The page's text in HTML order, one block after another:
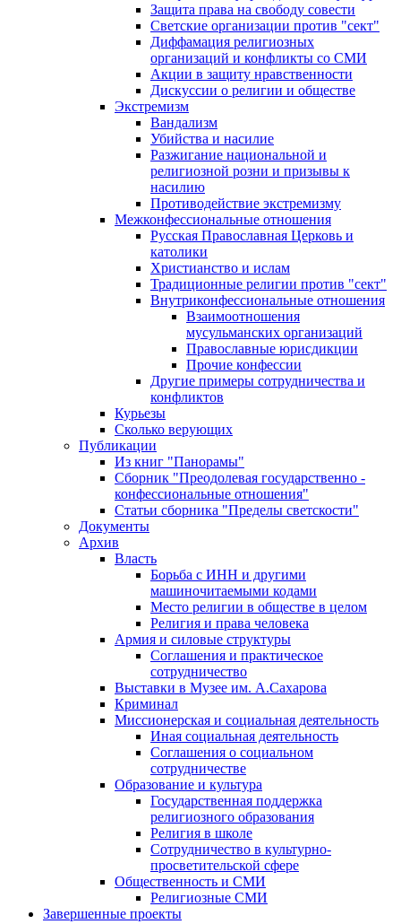
Защита права на свободу совести
Светские организации против "сект"
Диффамация религиозных
организаций и конфликты со СМИ
Акции в защиту нравственности
Дискуссии о религии и обществе
Экстремизм
Вандализм
Убийства и насилие
Разжигание национальной и
религиозной розни и призывы к
насилию
Противодействие экстремизму
Межконфессиональные отношения
Русская Православная Церковь и
католики
Христианство и ислам
Традиционные религии против "сект"
Внутриконфессиональные отношения
Взаимоотношения
мусульманских организаций
Православные юрисдикции
Прочие конфессии
Другие примеры сотрудничества и
конфликтов
Курьезы
Сколько верующих
Публикации
Из книг "Панорамы"
Сборник "Преодолевая государственно -
конфессиональные отношения"
Статьи сборника "Пределы светскости"
Документы
Архив
Власть
Борьба с ИНН и другими
машиночитаемыми кодами
Место религии в обществе в целом
Религия и права человека
Армия и силовые структуры
Соглашения и практическое
сотрудничество
Выставки в Музее им. А.Сахарова
Криминал
Миссионерская и социальная деятельность
Иная социальная деятельность
Соглашения о социальном
сотрудничестве
Образование и культура
Государственная поддержка
религиозного образования
Религия в школе
Сотрудничество в культурно-
просветительской сфере
Общественность и СМИ
Религиозные СМИ
Завершенные проекты